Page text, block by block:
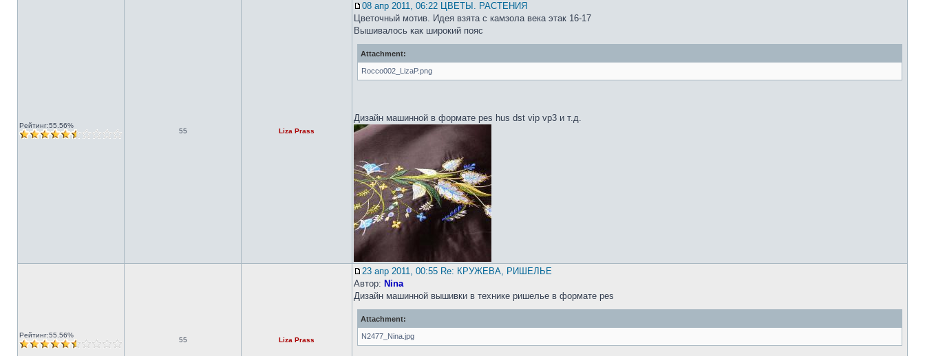
Рейтинг:55.56%
55 Liza Prass
08 апр 2011, 06:22 ЦВЕТЫ. РАСТЕНИЯ
Цветочный мотив. Идея взята с камзола века этак 16-17
Вышивалось как широкий пояс
Attachment:
Rocco002_LizaP.png
Дизайн машинной в формате pes hus dst vip vp3 и т.д.
Рейтинг:55.56%
55 Liza Prass
23 апр 2011, 00:55 Re: КРУЖЕВА, РИШЕЛЬЕ
Автор: Nina
Дизайн машинной вышивки в технике ришелье в формате pes
Attachment:
N2477_Nina.jpg